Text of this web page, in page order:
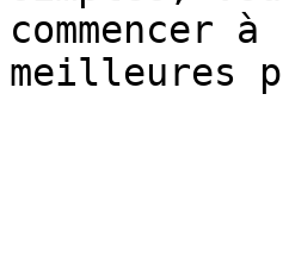
commencer